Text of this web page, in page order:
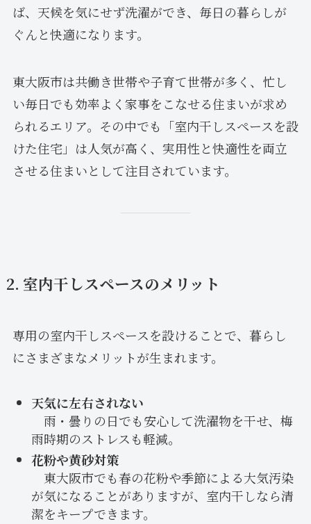
ば、天候を気にせず洗濯ができ、毎日の暮らしが
ぐんと快適になります。
東大阪市は共働き世帯や子育て世帯が多く、忙し
い毎日でも効率よく家事をこなせる住まいが求め
られるエリア。その中でも「室内干しスペースを設
けた住宅」は人気が高く、実用性と快適性を両立
させる住まいとして注目されています。
2. 室内干しスペースのメリット
専用の室内干しスペースを設けることで、暮らし
にさまざまなメリットが生まれます。
天気に左右されない
雨・曇りの日でも安心して洗濯物を干せ、梅
雨時期のストレスも軽減。
花粉や黄砂対策
東大阪市でも春の花粉や季節による大気汚染
が気になることがありますが、室内干しなら清
潔をキープできます。